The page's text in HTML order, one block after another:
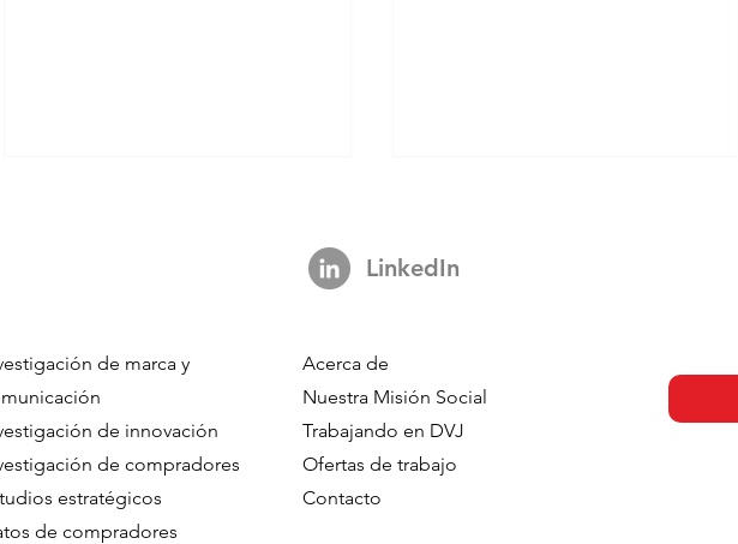
Customer Motivation -
Leveraging The Soft Power
Dimension Of Segmentation
For More Strategic
Marketing
Preference-based
Segmentation: When
Segmentation
de marca y
de innovación
de compradores
estratégicos
de compradores
LinkedIn
Acerca de
Nuestra Misión Social
Trabajando en DVJ
Ofertas de trabajo
Contacto